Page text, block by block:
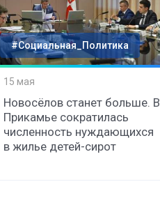
#Социальная_Политика
15 мая
Новосёлов станет больше. В
Прикамье сократилась
численность нуждающихся
в жилье детей-сирот